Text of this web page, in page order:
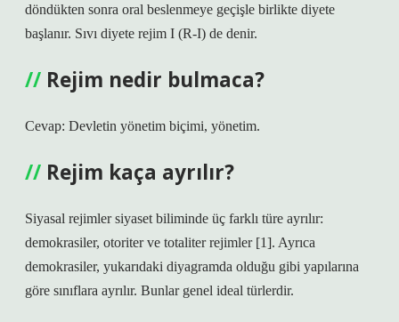
döndükten sonra oral beslenmeye geçişle birlikte diyete
başlanır. Sıvı diyete rejim I (R-I) de denir.
Rejim nedir bulmaca?
Cevap: Devletin yönetim biçimi, yönetim.
Rejim kaça ayrılır?
Siyasal rejimler siyaset biliminde üç farklı türe ayrılır:
demokrasiler, otoriter ve totaliter rejimler [1]. Ayrıca
demokrasiler, yukarıdaki diyagramda olduğu gibi yapılarına
göre sınıflara ayrılır. Bunlar genel ideal türlerdir.